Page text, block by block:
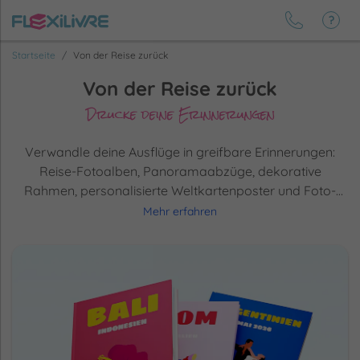
Startseite Von der Reise zurück
Von der Reise zurück
Drucke deine Erinnerungen
Verwandle deine Ausflüge in greifbare Erinnerungen:
Reise-Fotoalben, Panoramaabzüge, dekorative
Rahmen, personalisierte Weltkartenposter und Foto-
Abenteuerbox. Erlebe jedes Reiseziel, jede Emotion aufs
Mehr erfahren